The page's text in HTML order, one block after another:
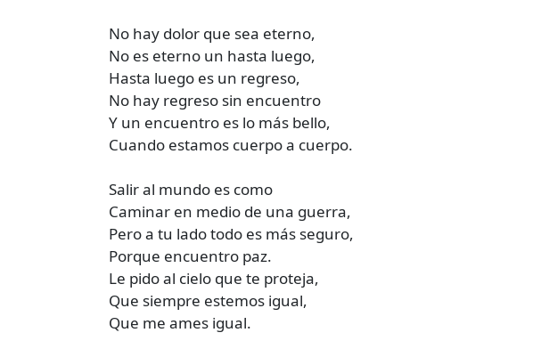
No hay dolor que sea eterno,
No es eterno un hasta luego,
Hasta luego es un regreso,
No hay regreso sin encuentro
Y un encuentro es lo más bello,
Cuando estamos cuerpo a cuerpo.
Salir al mundo es como
Caminar en medio de una guerra,
Pero a tu lado todo es más seguro,
Porque encuentro paz.
Le pido al cielo que te proteja,
Que siempre estemos igual,
Que me ames igual.